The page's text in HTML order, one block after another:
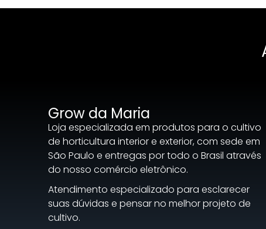
Grow da Maria
Loja especializada em produtos para o cultivo
de horticultura interior e exterior, com sede em
São Paulo e entregas por todo o Brasil através
do nosso comércio eletrônico.
Atendimento especializado para esclarecer
suas dúvidas e pensar no melhor projeto de
cultivo.